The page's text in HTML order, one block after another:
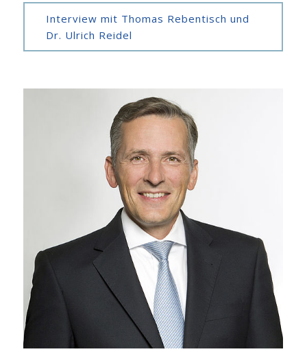
Interview mit Thomas Rebentisch und
Dr. Ulrich Reidel